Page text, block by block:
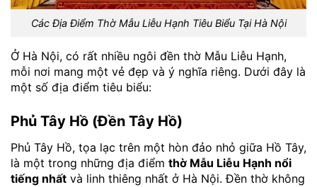
Các Địa Điểm Thờ Mẫu Liễu Hạnh Tiêu Biểu Tại Hà Nội
Ở Hà Nội, có rất nhiều ngôi đền thờ Mẫu Liễu Hạnh,
mỗi nơi mang một vẻ đẹp và ý nghĩa riêng. Dưới đây là
một số địa điểm tiêu biểu:
Phủ Tây Hồ (Đền Tây Hồ)
Phủ Tây Hồ, tọa lạc trên một hòn đảo nhỏ giữa Hồ Tây,
là một trong những địa điểm thờ Mẫu Liễu Hạnh nổi
tiếng nhất và linh thiêng nhất ở Hà Nội. Đền thờ không